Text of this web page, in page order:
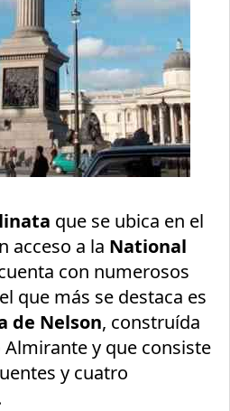
que se ubica en el
acceso a la National
con numerosos
que más se destaca es
de Nelson, construída
y que consiste
y cuatro